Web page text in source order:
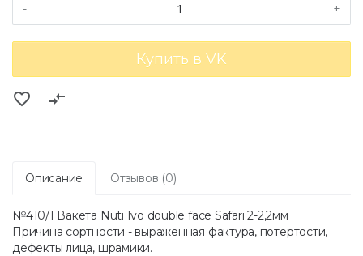
- +
Купить в VK
favorite_border compare_arrows
Описание Отзывов (0)
№410/1 Вакета Nuti Ivo double face Safari 2-2,2мм
Причина сортности - выраженная фактура, потертости,
дефекты лица, шрамики.